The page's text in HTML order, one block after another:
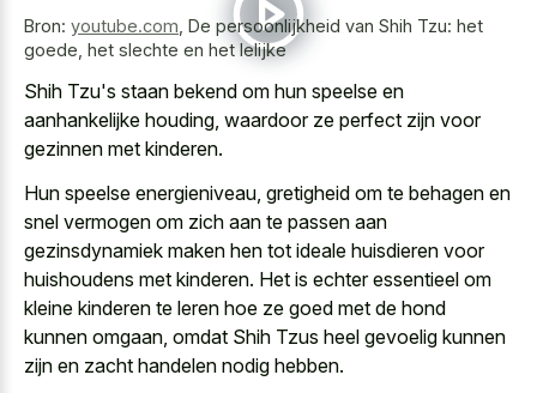
Bron: youtube.com De persoonlijkheid van Shih Tzu: het
goede, het slechte en het lelijke
Shih Tzu's staan bekend om hun speelse en
aanhankelijke houding, waardoor ze perfect zijn voor
gezinnen met kinderen.
Hun speelse energieniveau, gretigheid om te behagen en
snel vermogen om zich aan te passen aan
gezinsdynamiek maken hen tot ideale huisdieren voor
huishoudens met kinderen. Het is echter essentieel om
kleine kinderen te leren hoe ze goed met de hond
kunnen omgaan, omdat Shih Tzus heel gevoelig kunnen
zijn en zacht handelen nodig hebben.